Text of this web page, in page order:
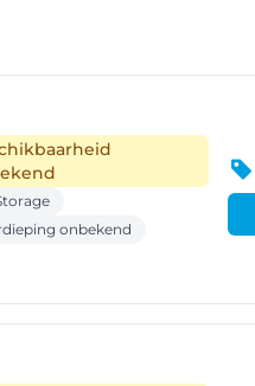
onbekend